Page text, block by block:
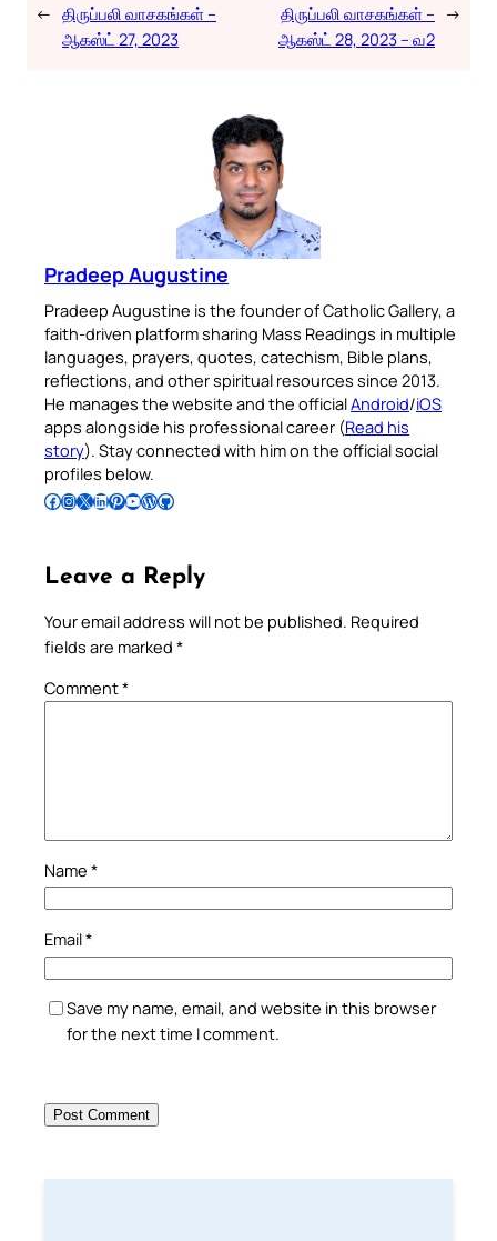
← திருப்பலி வாசகங்கள் –
ஆகஸ்ட் 27, 2023
திருப்பலி வாசகங்கள் –
ஆகஸ்ட் 28, 2023 – வ2
→
Pradeep Augustine
Pradeep Augustine is the founder of Catholic Gallery, a
faith-driven platform sharing Mass Readings in multiple
languages, prayers, quotes, catechism, Bible plans,
reflections, and other spiritual resources since 2013.
He manages the website and the officialAndroid/iOS
apps alongside his professional career (Read his
story). Stay connected with him on the official social
profiles below.
Follow Pradeep on Facebook Follow Pradeep on InstagramFollow Pradeep on X Follow Pradeep on LinkedIn Follow Pradeep on Pinterest Subscribe to Pradeep’s Youtube Channel Follow Pradeep on WordPress Follow Pradeep on GitHub
Leave a Reply
Your email address will not be published. Required
fields are marked *
Comment*
Name *
Email*
Save my name, email, and website in this browser
for the next time I comment.